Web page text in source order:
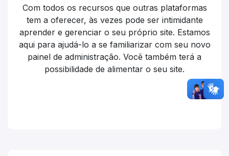
Com todos os recursos que outras plataformas
tem a oferecer, às vezes pode ser intimidante
aprender e gerenciar o seu próprio site. Estamos
aqui para ajudá-lo a se familiarizar com seu novo
painel de administração. Você também terá a
possibilidade de alimentar o seu site.